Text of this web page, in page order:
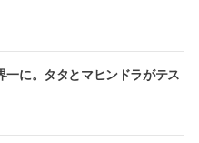
一に。タタとマヒンドラがテス